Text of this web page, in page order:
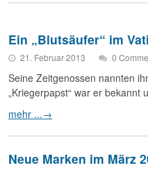
Ein „Blutsäufer“ im
21. Februar 2013 0
Seine Zeitgenossen nannten
„Kriegerpapst“ war er
mehr ...→
Neue Marken im März